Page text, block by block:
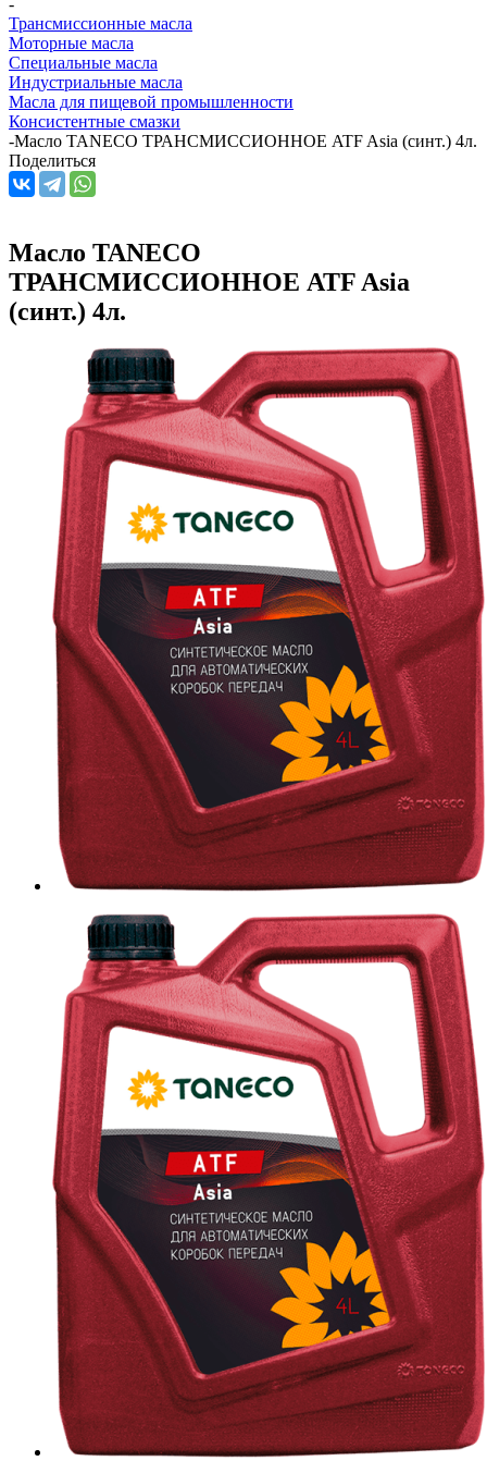
Трансмиссионные масла
Моторные масла
Специальные масла
Индустриальные масла
Масла для пищевой промышленности
Консистентные смазки
-Масло TANECO ТРАНСМИССИОННОЕ ATF Asia (синт.) 4л.
Поделиться
Масло TANECO
ТРАНСМИССИОННОЕ ATF Asia
(синт.) 4л.